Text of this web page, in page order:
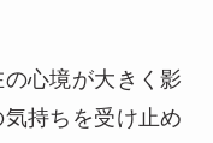
心境が大きく影
持ちを受け止め